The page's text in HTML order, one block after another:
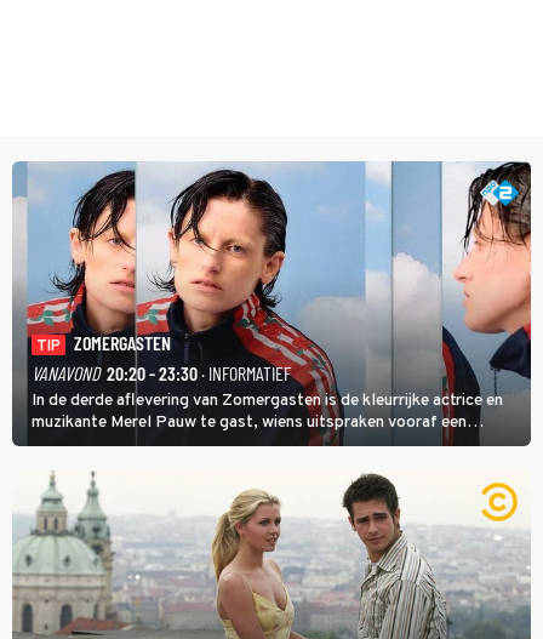
TIP
ZOMERGASTEN
VANAVOND 20:20 - 23:30· INFORMATIEF
In de derde aflevering van Zomergasten is de kleurrijke actrice en
muzikante Merel Pauw te gast, wiens uitspraken vooraf een
boeiende avond beloven: 'Mijn ideale televisieavond is zoals mijn
identiteit: grenzeloos, absurd en vol angsten'.